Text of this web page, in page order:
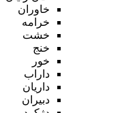
خاوران
خرامه
خشت
خنج
خور
داراب
داریان
دبیران